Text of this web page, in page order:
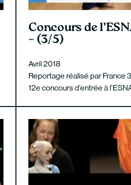
Concours de
– (3/5)
Avril 2018
Reportage réalisé par France
12e concours d’entrée à